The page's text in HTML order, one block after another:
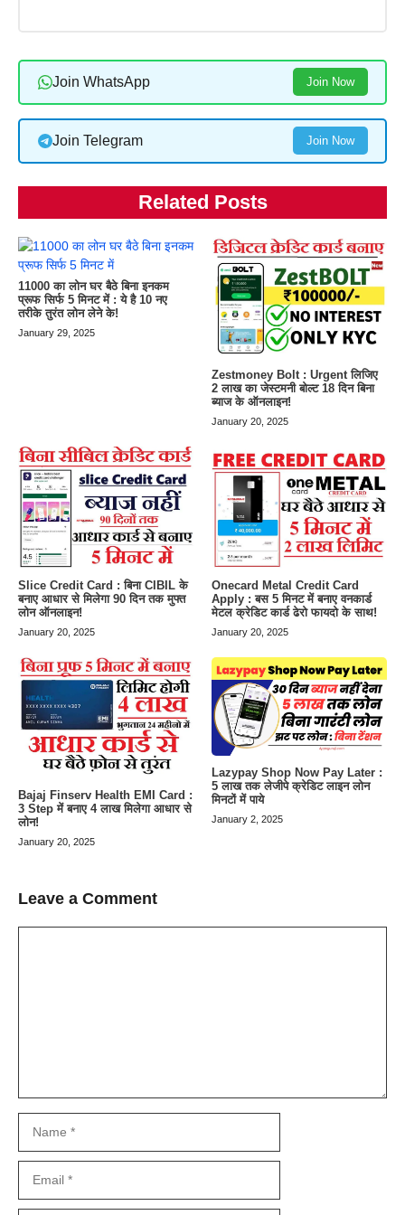
Join WhatsApp Join Now
Join Telegram Join Now
Related Posts
11000 का लोन घर बैठे बिना इनकम
प्रूफ सिर्फ 5 मिनट में : ये है 10 नए
तरीके तुरंत लोन लेने के!
January 29, 2025
Zestmoney Bolt : Urgent लिजिए
2 लाख का जेस्टमनी बोल्ट 18 दिन बिना
ब्याज के ऑनलाइन!
January 20, 2025
Slice Credit Card : बिना CIBIL के
बनाए आधार से मिलेगा 90 दिन तक मुफ्त
लोन ऑनलाइन!
January 20, 2025
Onecard Metal Credit Card
Apply : बस 5 मिनट में बनाए वनकार्ड
मेटल क्रेडिट कार्ड ढेरो फायदो के साथ!
January 20, 2025
Bajaj Finserv Health EMI Card :
3 Step में बनाए 4 लाख मिलेगा आधार से
लोन!
January 20, 2025
Lazypay Shop Now Pay Later :
5 लाख तक लेजीपे क्रेडिट लाइन लोन
मिनटों में पाये
January 2, 2025
Leave a Comment